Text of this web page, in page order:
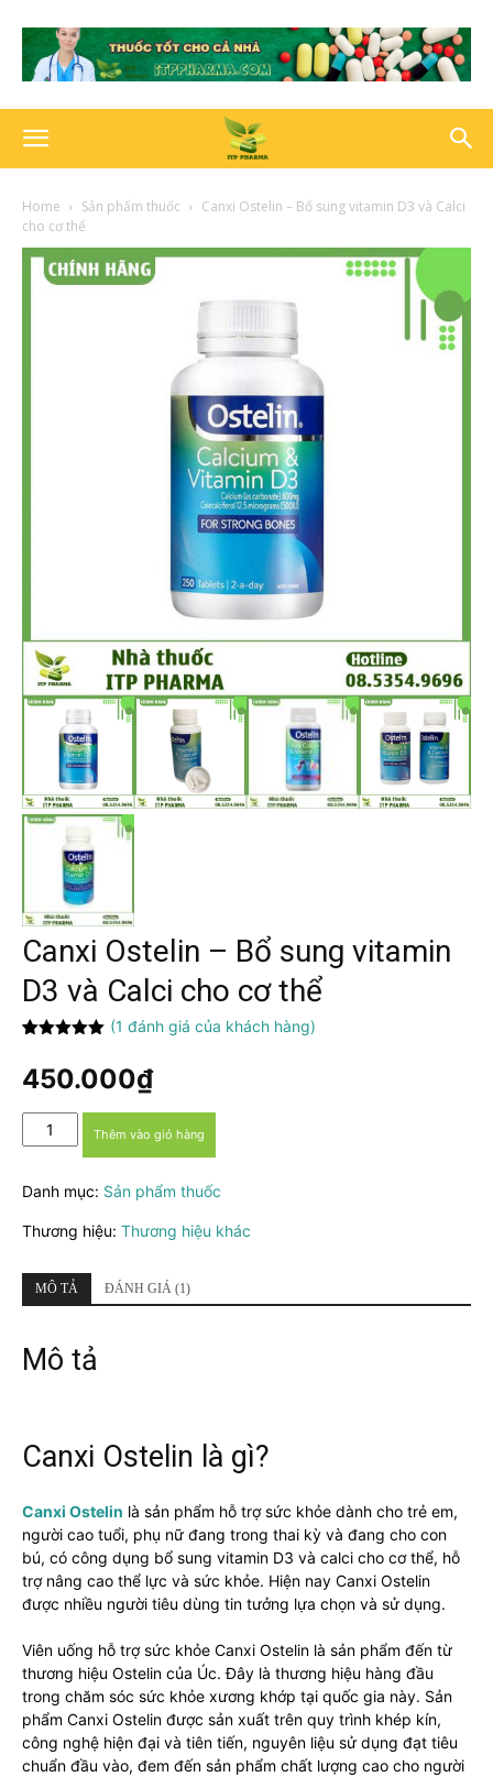
Home Sản phẩm thuốc
Canxi Ostelin – Bổ sung vitamin D3 và Calci
cho cơ thể
Canxi Ostelin – Bổ sung vitamin
D3 và Calci cho cơ thể
dựa trên
đánh giá
(1 đánh giá của khách hàng)
450.000₫
Canxi
Ostelin
Bổ
vitamin
và
Calci
cơ
Thêm vào giỏ hàng
Danh mục: Sản phẩm thuốc
Thương hiệu: Thương hiệu khác
MÔ TẢ ĐÁNH GIÁ (1)
Mô tả
Canxi Ostelin là gì?
Canxi Ostelin là sản phẩm hỗ trợ sức khỏe dành cho trẻ em,
người cao tuổi, phụ nữ đang trong thai kỳ và đang cho con
bú, có công dụng bổ sung vitamin D3 và calci cho cơ thể, hỗ
trợ nâng cao thể lực và sức khỏe. Hiện nay Canxi Ostelin
được nhiều người tiêu dùng tin tưởng lựa chọn và sử dụng.
Viên uống hỗ trợ sức khỏe Canxi Ostelin là sản phẩm đến từ
thương hiệu Ostelin của Úc. Đây là thương hiệu hàng đầu
trong chăm sóc sức khỏe xương khớp tại quốc gia này. Sản
phẩm Canxi Ostelin được sản xuất trên quy trình khép kín,
công nghệ hiện đại và tiên tiến, nguyên liệu sử dụng đạt tiêu
chuẩn đầu vào, đem đến sản phẩm chất lượng cao cho người